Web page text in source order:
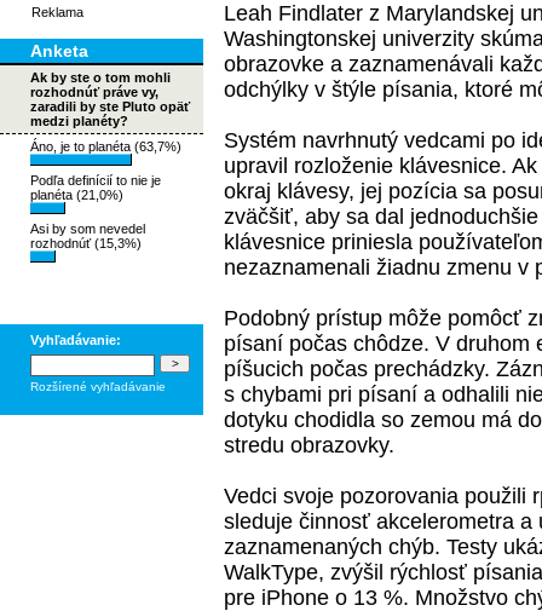
Reklama
Anketa
Ak by ste o tom mohli
rozhodnúť práve vy,
zaradili by ste Pluto opäť
medzi planéty?
Áno, je to planéta (63,7%)
Podľa definícií to nie je
planéta (21,0%)
Asi by som nevedel
rozhodnúť (15,3%)
Vyhľadávanie:
Rozšírené vyhľadávanie
Leah Findlater z Marylandskej
Washingtonskej univerzity
obrazovke a zaznamenávali
odchýlky v štýle písania, ktoré
Systém navrhnutý vedcami po
upravil rozloženie klávesnice.
okraj klávesy, jej pozícia sa
zväčšiť, aby sa dal
klávesnice priniesla
nezaznamenali žiadnu zmenu v
Podobný prístup môže pomôcť
písaní počas chôdze. V druhom
píšucich počas prechádzky.
s chybami pri písaní a odhalili
dotyku chodidla so zemou má
stredu obrazovky.
Vedci svoje pozorovania použili
sleduje činnosť akcelerometra a
zaznamenaných chýb. Testy
WalkType, zvýšil rýchlosť
pre iPhone o 13 %. Množstvo